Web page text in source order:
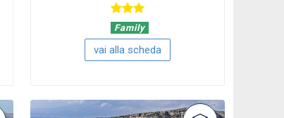
Family
vai alla scheda